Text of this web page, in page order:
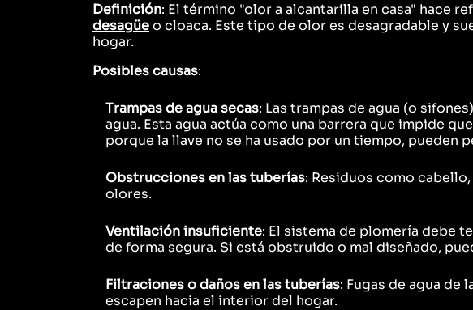
Definición: El término "olor a alcantarilla en casa" hace
desagüeo cloaca. Este tipo de olor es desagradable y
hogar.
Posibles causas:
Trampas de agua secas: Las trampas de agua (o
agua. Esta agua actúa como una barrera que impide
porque la llave no se ha usado por un tiempo, pueden
Obstrucciones en las tuberías: Residuos como
olores.
Ventilación insuficiente: El sistema de plomería debe
de forma segura. Si está obstruido o mal diseñado,
Filtraciones o daños en las tuberías: Fugas de agua
escapen hacia el interior del hogar.